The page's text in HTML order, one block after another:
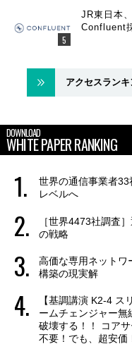
JR東日本
Confluent
アクセスラン
DOWNLOAD
WHITE PAPER RANKING
世界の通信事業者
レベルへ
［世界4473社調査
の戦略
高価な専用ネットワ
構築の現実解
【基調講演 K2-4
ームチェンジャー無
破壊する！！ コア
不要！でも、超安